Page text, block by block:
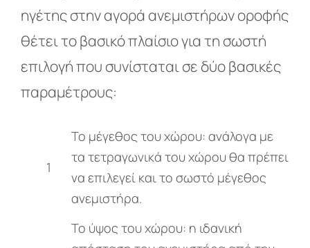
ηγέτης στην αγορά ανεμιστήρων οροφής
θέτει το βασικό πλαίσιο για τη σωστή
επιλογή που συνίσταται σε δύο βασικές
παραμέτρους:
1
Το μέγεθος του χώρου: ανάλογα με
τα τετραγωνικά του χώρου θα πρέπει
να επιλεγεί και το σωστό μέγεθος
ανεμιστήρα.
Το ύψος του χώρου: η ιδανική